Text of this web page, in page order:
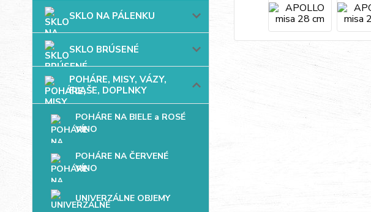
SKLO NA PÁLENKU
SKLO BRÚSENÉ
POHÁRE, MISY, VÁZY,
FĽAŠE, DOPLNKY
POHÁRE NA BIELE a ROSÉ
VÍNO
POHÁRE NA ČERVENÉ
VÍNO
UNIVERZÁLNE OBJEMY